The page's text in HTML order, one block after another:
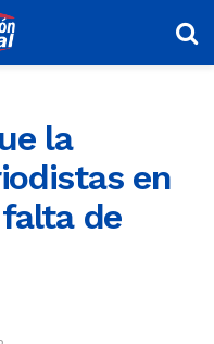
la
en
de